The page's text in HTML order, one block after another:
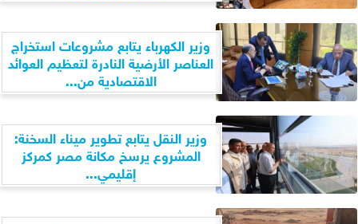
وزير الكهرباء يتابع مشروعات استخراج
العناصر الأرضية النادرة لتعظيم العوائد
الاقتصادية من...
وزير النقل يتابع تطوير ميناء السخنة:
المشروع يرسخ مكانة مصر كمركز
إقليمي...